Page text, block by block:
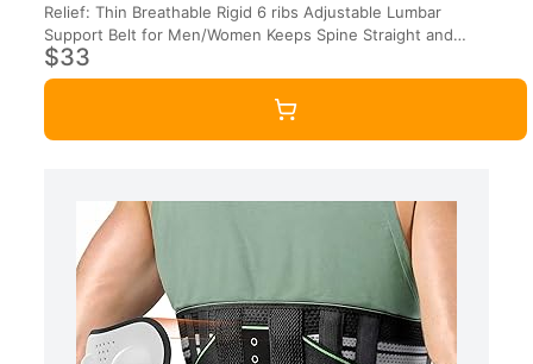
Relief: Thin Breathable Rigid 6 ribs Adjustable Lumbar
Support Belt for Men/Women Keeps Spine Straight and
Safe – Large
$33